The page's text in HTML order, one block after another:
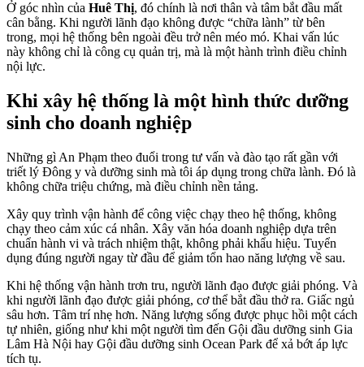
Ở góc nhìn của Huê Thị, đó chính là nơi thân và tâm bắt đầu mất
cân bằng. Khi người lãnh đạo không được “chữa lành” từ bên
trong, mọi hệ thống bên ngoài đều trở nên méo mó. Khai vấn lúc
này không chỉ là công cụ quản trị, mà là một hành trình điều chỉnh
nội lực.
Khi xây hệ thống là một hình thức dưỡng
sinh cho doanh nghiệp
Những gì An Phạm theo đuổi trong tư vấn và đào tạo rất gần với
triết lý Đông y và dưỡng sinh mà tôi áp dụng trong chữa lành. Đó là
không chữa triệu chứng, mà điều chỉnh nền tảng.
Xây quy trình vận hành để công việc chạy theo hệ thống, không
chạy theo cảm xúc cá nhân. Xây văn hóa doanh nghiệp dựa trên
chuẩn hành vi và trách nhiệm thật, không phải khẩu hiệu. Tuyển
dụng đúng người ngay từ đầu để giảm tổn hao năng lượng về sau.
Khi hệ thống vận hành trơn tru, người lãnh đạo được giải phóng. Và
khi người lãnh đạo được giải phóng, cơ thể bắt đầu thở ra. Giấc ngủ
sâu hơn. Tâm trí nhẹ hơn. Năng lượng sống được phục hồi một cách
tự nhiên, giống như khi một người tìm đến Gội đầu dưỡng sinh Gia
Lâm Hà Nội hay Gội đầu dưỡng sinh Ocean Park để xả bớt áp lực
tích tụ.